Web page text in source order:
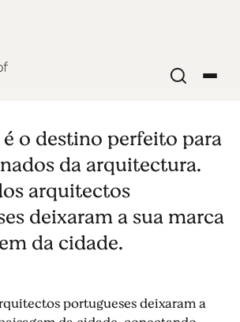
da
o destino perfeito para
da arquitectura.
arquitectos
deixaram a sua marca
da cidade.
portugueses deixaram a